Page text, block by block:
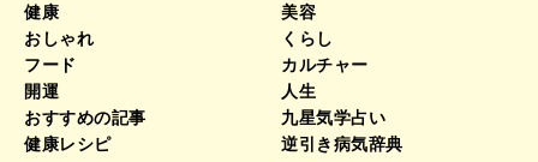
健康
美容
おしゃれ
くらし
フード
カルチャー
開運
人生
おすすめの記事
九星気学占い
健康レシピ
逆引き病気辞典